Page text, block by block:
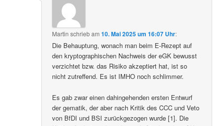
Martin schriebam10. Mai 2025 um 16:07 Uhr:
Die Behauptung, wonach man beim E-Rezept auf
den kryptographischen Nachweis der eGK bewusst
verzichtet bzw. das Risiko akzeptiert hat, ist so
nicht zutreffend. Es ist IMHO noch schlimmer.
Es gab zwar einen dahingehenden ersten Entwurf
der gematik, der aber nach Kritik des CCC und Veto
von BfDI und BSI zurückgezogen wurde [1]. Die